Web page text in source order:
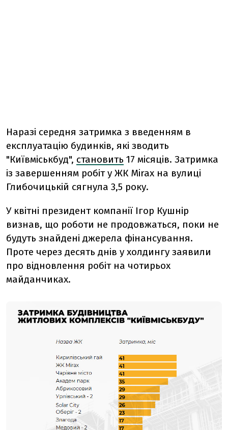
Наразі середня затримка з введенням в
експлуатацію будинків, які зводить
"Київміськбуд", становить 17 місяців. Затримка
із завершенням робіт у ЖК Mirax на вулиці
Глибочицькій сягнула 3,5 року.
У квітні президент компанії Ігор Кушнір
визнав, що роботи не продовжаться, поки не
будуть знайдені джерела фінансування.
Проте через десять днів у холдингу заявили
про відновлення робіт на чотирьох
майданчиках.